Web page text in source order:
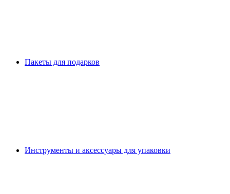
Пакеты для подарков
Инструменты и аксессуары для упаковки